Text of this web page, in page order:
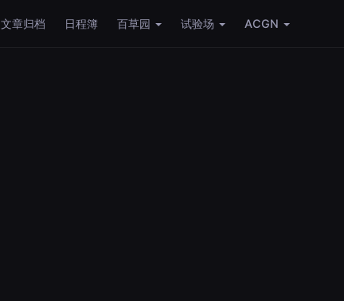
文章归档 日程簿 百草园 试验场 ACGN